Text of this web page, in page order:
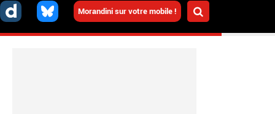
Morandini sur votre mobile !